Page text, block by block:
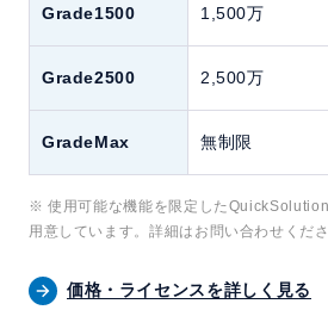
Grade1500 1,500万
Grade2500 2,500万
GradeMax 無制限
使用可能な機能を限定した
用意しています。詳細はお問い合わせくださ
価格・ライセンスを詳しく見る